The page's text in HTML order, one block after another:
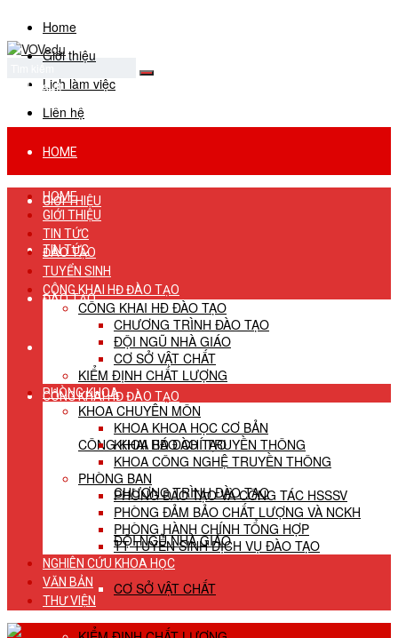
Home
Giới thiệu
Lịch làm việc
Liên hệ
No Result
View All Result
HOME
GIỚI THIỆU
TIN TỨC
ĐÀO TẠO
TUYỂN SINH
CÔNG KHAI HĐ ĐÀO TẠO
CÔNG KHAI HĐ ĐÀO TẠO
CHƯƠNG TRÌNH ĐÀO TẠO
ĐỘI NGŨ NHÀ GIÁO
CƠ SỞ VẬT CHẤT
HOME
GIỚI THIỆU
TIN TỨC
ĐÀO TẠO
TUYỂN SINH
CÔNG KHAI HĐ ĐÀO TẠO
CÔNG KHAI HĐ ĐÀO TẠO
CHƯƠNG TRÌNH ĐÀO TẠO
ĐỘI NGŨ NHÀ GIÁO
CƠ SỞ VẬT CHẤT
KIỂM ĐỊNH CHẤT LƯỢNG
PHÒNG KHOA
KHOA CHUYÊN MÔN
KHOA KHOA HỌC CƠ BẢN
KHOA BÁO CHÍ TRUYỀN THÔNG
KHOA CÔNG NGHỆ TRUYỀN THÔNG
PHÒNG BAN
PHÒNG ĐÀO TẠO VÀ CÔNG TÁC HSSSV
PHÒNG ĐẢM BẢO CHẤT LƯỢNG VÀ NCKH
PHÒNG HÀNH CHÍNH TỔNG HỢP
TT TUYỂN SINH DỊCH VỤ ĐÀO TẠO
NGHIÊN CỨU KHOA HỌC
VĂN BẢN
THƯ VIỆN